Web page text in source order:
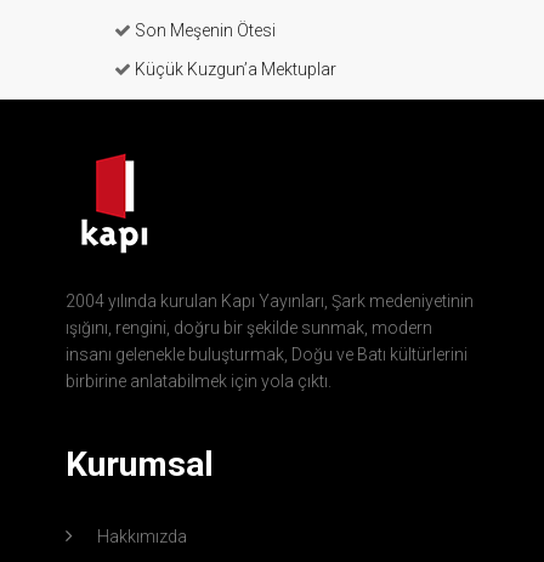
Son Meşenin Ötesi
Küçük Kuzgun’a Mektuplar
2004 yılında kurulan Kapı Yayınları, Şark medeniyetinin
ışığını, rengini, doğru bir şekilde sunmak, modern
insanı gelenekle buluşturmak, Doğu ve Batı kültürlerini
birbirine anlatabilmek için yola çıktı.
Kurumsal
Hakkımızda